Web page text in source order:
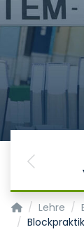
Previous
Klinik für
Lehre